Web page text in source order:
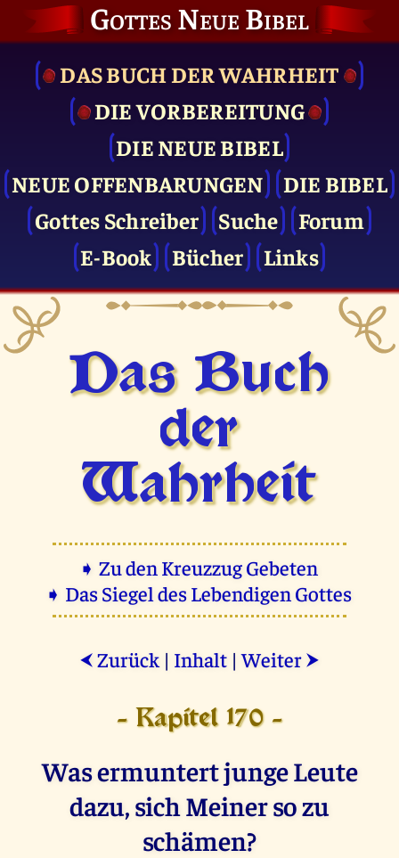
Gottes Neue Bibel
DAS BUCH DER WAHRHEIT
DIE VOR­BEREITUNG
DIE NEUE BIBEL
NEUE OFFENBARUNGEN
DIE BIBEL
Gottes Schreiber
Suche
Forum
E-Book
Bücher Links
Das Buch
der
Wahrheit
➧ Zu den Kreuzzug Gebeten
➧ Das Siegel des Lebendigen Gottes
⮜ Zurück | Inhalt |Weiter ⮞
- Kapitel 170 -
Was ermuntert junge Leute
dazu, sich Meiner so zu
schämen?